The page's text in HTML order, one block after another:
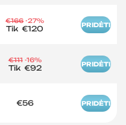
€166 -27%
Tik€120 PRIDĖTI
€111 -16%
Tik €92 PRIDĖTI
€56 PRIDĖTI